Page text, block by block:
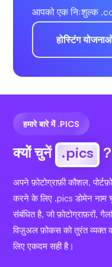
आपको एक निःशुल्क
होस्टिंग
हमारे बारे में .PICS
क्यों चुनें .pics ?
अपने फ़ोटोग्राफ़ी कौशल,
करने के लिए .pics डोमेन नाम
संबंधित है, जो फ़ोटोग्राफ़रों,
विज़ुअल फ़ोकस को तुरंत व्यक्त
लिए एकदम सही है।